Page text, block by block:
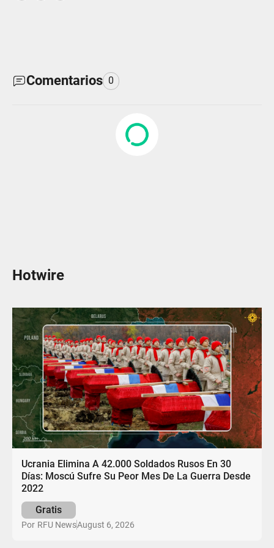
Comentarios 0
Hotwire
Ucrania Elimina A 42.000 Soldados Rusos En 30
Días: Moscú Sufre Su Peor Mes De La Guerra Desde
2022
Gratis
Por RFU NewsAugust 6, 2026